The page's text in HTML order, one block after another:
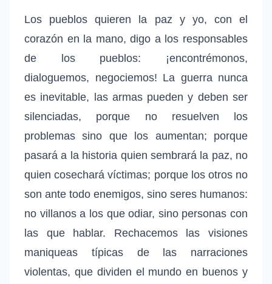
Los pueblos quieren la paz y yo, con el
corazón en la mano, digo a los responsables
de los pueblos: ¡encontrémonos,
dialoguemos, negociemos! La guerra nunca
es inevitable, las armas pueden y deben ser
silenciadas, porque no resuelven los
problemas sino que los aumentan; porque
pasará a la historia quien sembrará la paz, no
quien cosechará víctimas; porque los otros no
son ante todo enemigos, sino seres humanos:
no villanos a los que odiar, sino personas con
las que hablar. Rechacemos las visiones
maniqueas típicas de las narraciones
violentas, que dividen el mundo en buenos y